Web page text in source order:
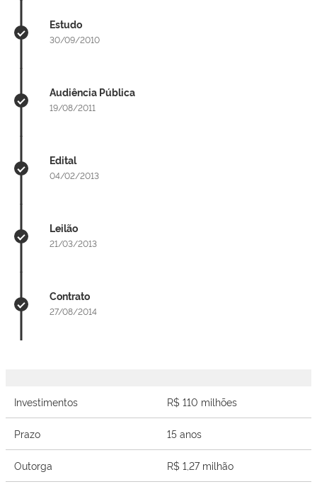
Estudo
30/09/2010
Audiência Pública
19/08/2011
Edital
04/02/2013
Leilão
21/03/2013
Contrato
27/08/2014
Investimentos R$ 110 milhões
Prazo 15 anos
Outorga R$ 1,27 milhão